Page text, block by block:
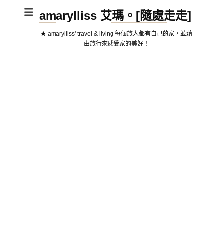
amarylliss 艾瑪。[隨處走走]
★ amarylliss' travel & living 每個旅人都有自己的家，並藉
由旅行來感受家的美好！